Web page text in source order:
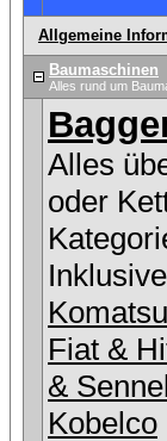
Allgemeine
Baumaschinen
Alles rund um
Alles
oder
Komatsu
Fiat &
&
Kobelco